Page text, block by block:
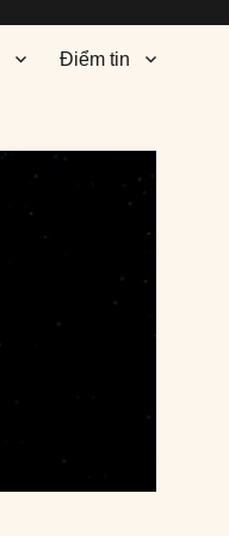
Điểm tin